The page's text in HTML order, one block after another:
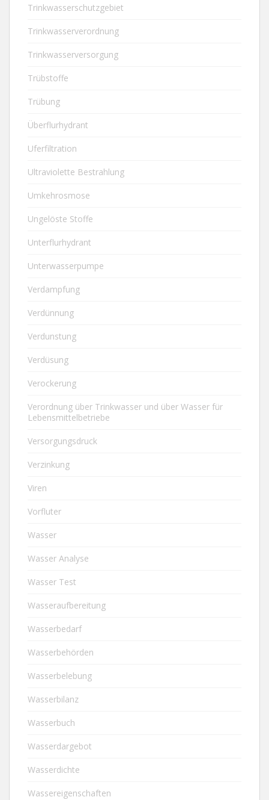
Trinkwasserschutzgebiet
Trinkwasserverordnung
Trinkwasserversorgung
Trübstoffe
Trübung
Überflurhydrant
Uferfiltration
Ultraviolette Bestrahlung
Umkehrosmose
Ungelöste Stoffe
Unterflurhydrant
Unterwasserpumpe
Verdampfung
Verdünnung
Verdunstung
Verdüsung
Verockerung
Verordnung über Trinkwasser und über Wasser für
Lebensmittelbetriebe
Versorgungsdruck
Verzinkung
Viren
Vorfluter
Wasser
Wasser Analyse
Wasser Test
Wasseraufbereitung
Wasserbedarf
Wasserbehörden
Wasserbelebung
Wasserbilanz
Wasserbuch
Wasserdargebot
Wasserdichte
Wassereigenschaften